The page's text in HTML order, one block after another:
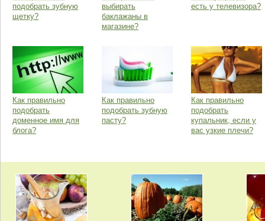
подобрать зубную
щетку?
выбирать
баклажаны в
магазине?
есть у телевизора?
Как правильно
подобрать
доменное имя для
блога?
Как правильно
подобрать зубную
пасту?
Как правильно
подобрать
купальник, если у
вас узкие плечи?